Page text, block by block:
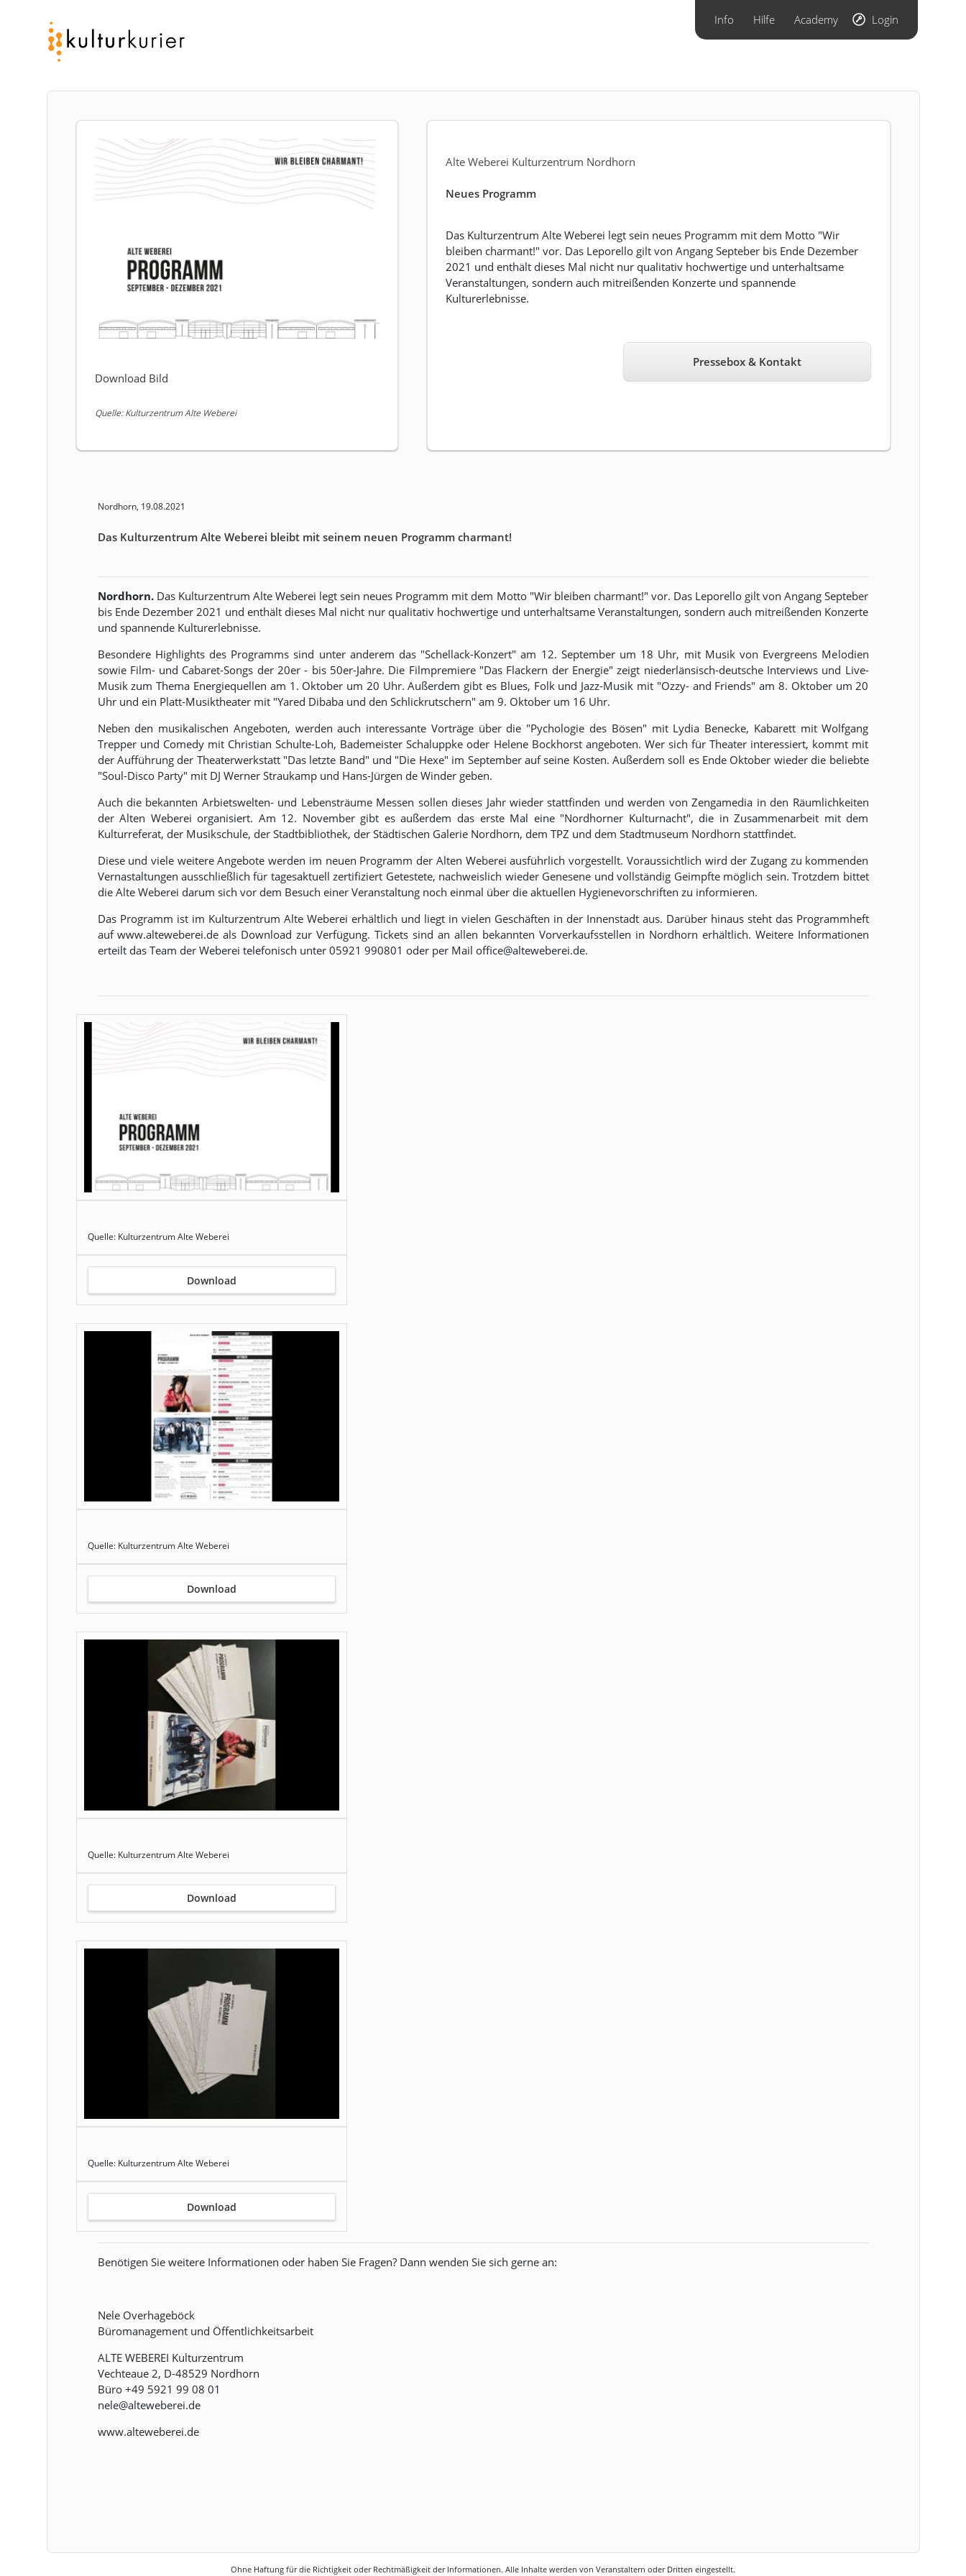
Info Hilfe Academy Login
Download Bild
Quelle: Kulturzentrum Alte Weberei
Alte Weberei Kulturzentrum Nordhorn
Neues Programm
Das Kulturzentrum Alte Weberei legt sein neues Programm mit dem Motto "Wir
bleiben charmant!" vor. Das Leporello gilt von Angang Septeber bis Ende Dezember
2021 und enthält dieses Mal nicht nur qualitativ hochwertige und unterhaltsame
Veranstaltungen, sondern auch mitreißenden Konzerte und spannende
Kulturerlebnisse.
Pressebox & Kontakt
Nordhorn, 19.08.2021
Das Kulturzentrum Alte Weberei bleibt mit seinem neuen Programm charmant!
Nordhorn.Das Kulturzentrum Alte Weberei legt sein neues Programm mit dem Motto "Wir bleiben charmant!" vor. Das Leporello gilt von Angang Septeber
bis Ende Dezember 2021 und enthält dieses Mal nicht nur qualitativ hochwertige und unterhaltsame Veranstaltungen, sondern auch mitreißenden Konzerte
und spannende Kulturerlebnisse.
Besondere Highlights des Programms sind unter anderem das "Schellack-Konzert" am 12. September um 18 Uhr, mit Musik von Evergreens Melodien
sowie Film- und Cabaret-Songs der 20er - bis 50er-Jahre. Die Filmpremiere "Das Flackern der Energie" zeigt niederlänsisch-deutsche Interviews und Live-
Musik zum Thema Energiequellen am 1. Oktober um 20 Uhr. Außerdem gibt es Blues, Folk und Jazz-Musik mit "Ozzy- and Friends" am 8. Oktober um 20
Uhr und ein Platt-Musiktheater mit "Yared Dibaba und den Schlickrutschern" am 9. Oktober um 16 Uhr.
Neben den musikalischen Angeboten, werden auch interessante Vorträge über die "Pychologie des Bösen" mit Lydia Benecke, Kabarett mit Wolfgang
Trepper und Comedy mit Christian Schulte-Loh, Bademeister Schaluppke oder Helene Bockhorst angeboten. Wer sich für Theater interessiert, kommt mit
der Aufführung der Theaterwerkstatt "Das letzte Band" und "Die Hexe" im September auf seine Kosten. Außerdem soll es Ende Oktober wieder die beliebte
"Soul-Disco Party" mit DJ Werner Straukamp und Hans-Jürgen de Winder geben.
Auch die bekannten Arbietswelten- und Lebensträume Messen sollen dieses Jahr wieder stattfinden und werden von Zengamedia in den Räumlichkeiten
der Alten Weberei organisiert. Am 12. November gibt es außerdem das erste Mal eine "Nordhorner Kulturnacht", die in Zusammenarbeit mit dem
Kulturreferat, der Musikschule, der Stadtbibliothek, der Städtischen Galerie Nordhorn, dem TPZ und dem Stadtmuseum Nordhorn stattfindet.
Diese und viele weitere Angebote werden im neuen Programm der Alten Weberei ausführlich vorgestellt. Voraussichtlich wird der Zugang zu kommenden
Vernastaltungen ausschließlich für tagesaktuell zertifiziert Getestete, nachweislich wieder Genesene und vollständig Geimpfte möglich sein. Trotzdem bittet
die Alte Weberei darum sich vor dem Besuch einer Veranstaltung noch einmal über die aktuellen Hygienevorschriften zu informieren.
Das Programm ist im Kulturzentrum Alte Weberei erhältlich und liegt in vielen Geschäften in der Innenstadt aus. Darüber hinaus steht das Programmheft
auf www.alteweberei.de als Download zur Verfügung. Tickets sind an allen bekannten Vorverkaufsstellen in Nordhorn erhältlich. Weitere Informationen
erteilt das Team der Weberei telefonisch unter 05921 990801 oder per Mail office@alteweberei.de.
Quelle: Kulturzentrum Alte Weberei
Download
Quelle: Kulturzentrum Alte Weberei
Download
Quelle: Kulturzentrum Alte Weberei
Download
Quelle: Kulturzentrum Alte Weberei
Download
Benötigen Sie weitere Informationen oder haben Sie Fragen? Dann wenden Sie sich gerne an:
Nele Overhageböck
Büromanagement und Öffentlichkeitsarbeit
ALTE WEBEREI Kulturzentrum
Vechteaue 2, D-48529 Nordhorn
Büro +49 5921 99 08 01
nele@alteweberei.de
www.alteweberei.de
Ohne Haftung für die Richtigkeit oder Rechtmäßigkeit der Informationen. Alle Inhalte werden von Veranstaltern oder Dritten eingestellt.